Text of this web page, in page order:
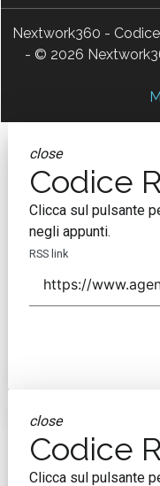
Nextwork360 -
- © 2026
close
Codice
Clicca sul pulsante
negli appunti.
RSS link
close
Codice
Clicca sul pulsante